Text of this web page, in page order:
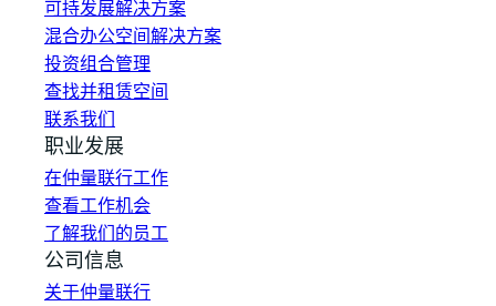
可持发展解决方案
混合办公空间解决方案
投资组合管理
查找并租赁空间
联系我们
职业发展
在仲量联行工作
查看工作机会
了解我们的员工
公司信息
关于仲量联行